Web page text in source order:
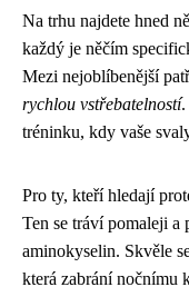
Na trhu najdete hned
každý je něčím
Mezi nejoblíbenější
rychlou vstřebatelností.
tréninku, kdy vaše
Pro ty, kteří hledají
Ten se tráví pomaleji a
aminokyselin. Skvěle
která zabrání nočnímu